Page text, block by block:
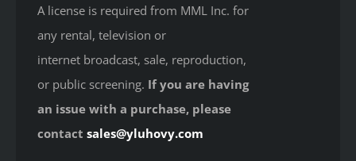
A license is required from MML Inc. for
any rental, television or
internet broadcast, sale, reproduction,
or public screening. If you are having
an issue with a purchase, please
contactsales@yluhovy.com